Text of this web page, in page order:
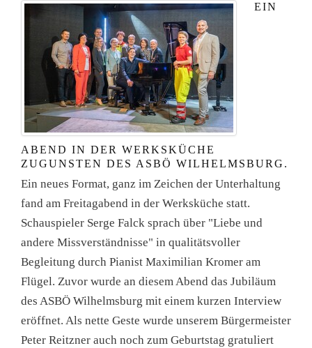
EIN
ABEND IN DER WERKSKÜCHE
ZUGUNSTEN DES ASBÖ WILHELMSBURG.
Ein neues Format, ganz im Zeichen der Unterhaltung
fand am Freitagabend in der Werksküche statt.
Schauspieler Serge Falck sprach über "Liebe und
andere Missverständnisse" in qualitätsvoller
Begleitung durch Pianist Maximilian Kromer am
Flügel. Zuvor wurde an diesem Abend das Jubiläum
des ASBÖ Wilhelmsburg mit einem kurzen Interview
eröffnet. Als nette Geste wurde unserem Bürgermeister
Peter Reitzner auch noch zum Geburtstag gratuliert